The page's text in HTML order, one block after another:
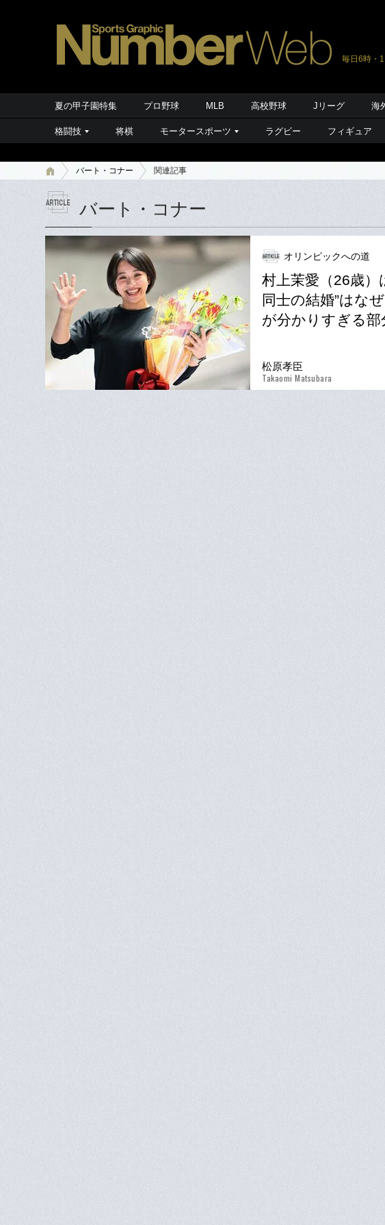
毎日6時・
夏の甲子園特集 プロ野球 MLB 高校野球 Jリーグ 海
格闘技 将棋 モータースポーツ ラグビー フィギュア
バート・コナー 関連記事
バート・コナー
オリンピックへの道
村上茉愛（26歳
同士の結婚”はな
が分かりすぎる部
松原孝臣
Takaomi Matsubara